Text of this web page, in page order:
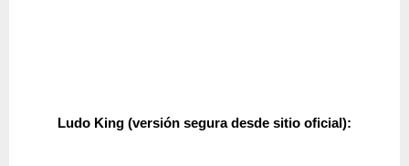
Ludo King (versión segura desde sitio oficial):